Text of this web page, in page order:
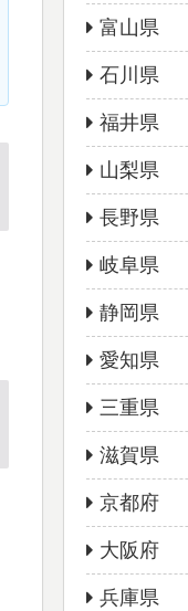
富山県
石川県
福井県
山梨県
長野県
岐阜県
静岡県
愛知県
三重県
滋賀県
京都府
大阪府
兵庫県